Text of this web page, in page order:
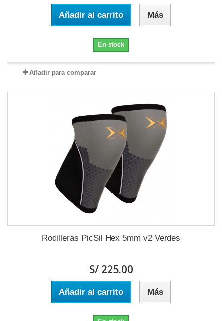
Añadir al carrito Más
En stock
Añadir para comparar
Rodilleras PicSil Hex 5mm v2 Verdes
S/ 225.00
Añadir al carrito Más